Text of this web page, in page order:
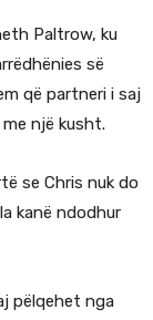
Paltrow, ku
së
që partneri i saj
një kusht.
se Chris nuk do
kanë ndodhur
pëlqehet nga